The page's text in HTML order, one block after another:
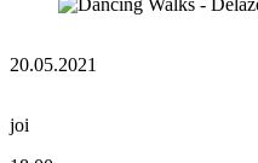
20.05.2021
joi